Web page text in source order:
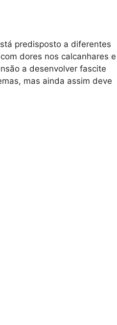
predisposto a diferentes
dores nos calcanhares e
a desenvolver fascite
mas ainda assim deve